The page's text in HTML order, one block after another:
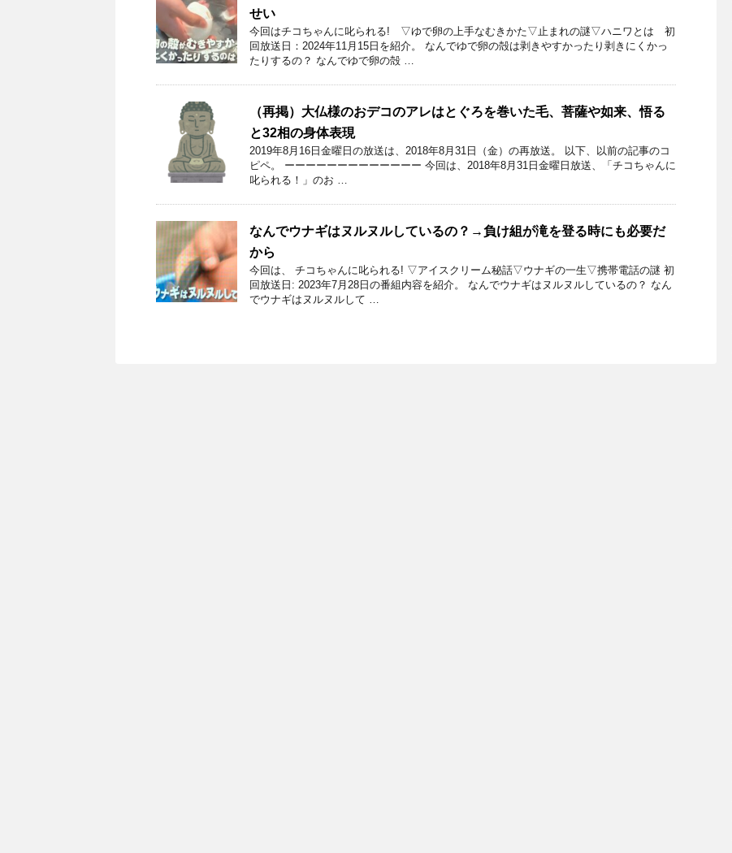
せい
今回はチコちゃんに叱られる! ▽ゆで卵の上手なむきかた▽止まれの謎▽ハニワとは 初
回放送日：2024年11月15日を紹介。 なんでゆで卵の殻は剥きやすかったり剥きにくかっ
たりするの？ なんでゆで卵の殻 …
（再掲）大仏様のおデコのアレはとぐろを巻いた毛、菩薩や如来、悟る
と32相の身体表現
2019年8月16日金曜日の放送は、2018年8月31日（金）の再放送。 以下、以前の記事のコ
ピペ。 ーーーーーーーーーーーーー 今回は、2018年8月31日金曜日放送、「チコちゃんに
叱られる！」のお …
なんでウナギはヌルヌルしているの？→負け組が滝を登る時にも必要だ
から
今回は、 チコちゃんに叱られる! ▽アイスクリーム秘話▽ウナギの一生▽携帯電話の謎 初
回放送日: 2023年7月28日の番組内容を紹介。 なんでウナギはヌルヌルしているの？ なん
でウナギはヌルヌルして …